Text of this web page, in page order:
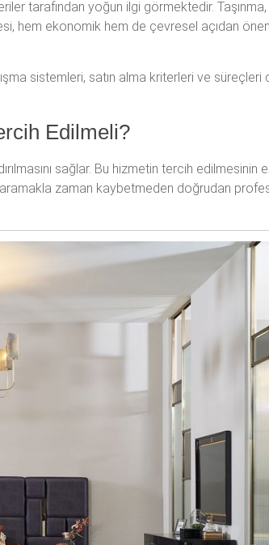
tarafından yoğun ilgi görmektedir. Taşınma,
hem ekonomik hem de çevresel açıdan
sistemleri, satın alma kriterleri ve süreçleri
Edilmeli?
sağlar. Bu hizmetin tercih edilmesinin
aramakla zaman kaybetmeden doğrudan